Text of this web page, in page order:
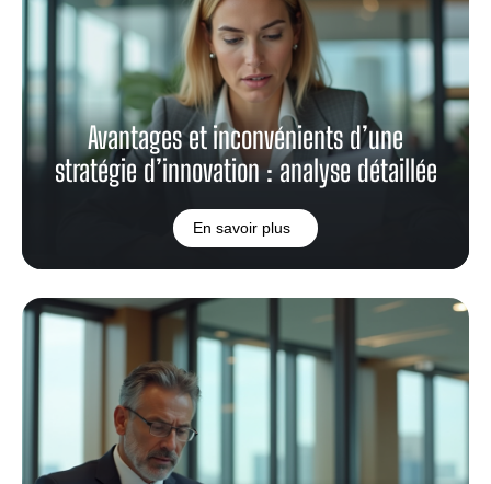
Avantages et inconvénients d’une
stratégie d’innovation : analyse détaillée
En savoir plus